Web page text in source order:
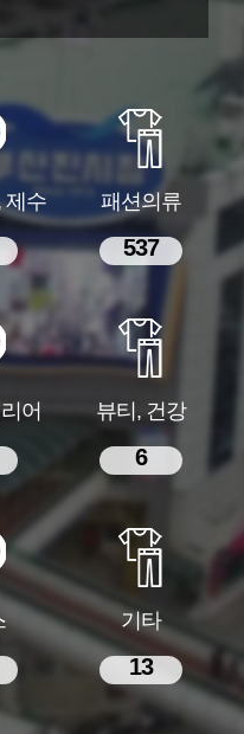
제수 패션의류
537
어 뷰티, 건강
6
기타
13